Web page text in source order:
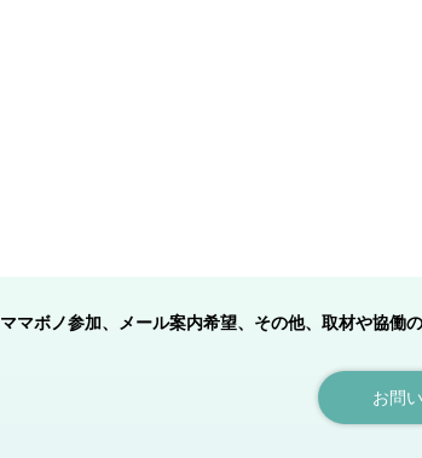
ママボノ参加、メール案内希望、その他、取材や協働
お問